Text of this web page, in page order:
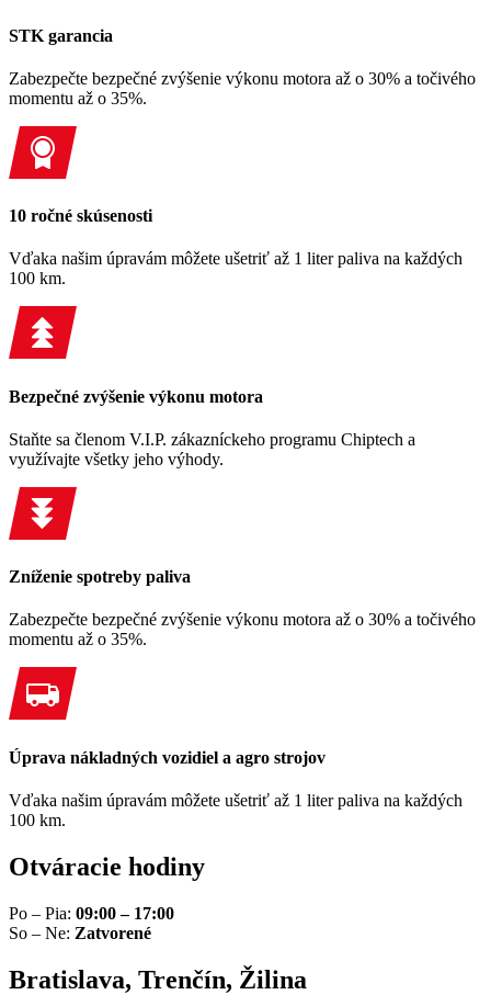
STK garancia
Zabezpečte bezpečné zvýšenie výkonu motora až o 30% a točivého
momentu až o 35%.
10 ročné skúsenosti
Vďaka našim úpravám môžete ušetriť až 1 liter paliva na každých
100 km.
Bezpečné zvýšenie výkonu motora
Staňte sa členom V.I.P. zákazníckeho programu Chiptech a
využívajte všetky jeho výhody.
Zníženie spotreby paliva
Zabezpečte bezpečné zvýšenie výkonu motora až o 30% a točivého
momentu až o 35%.
Úprava nákladných vozidiel a agro strojov
Vďaka našim úpravám môžete ušetriť až 1 liter paliva na každých
100 km.
Otváracie hodiny
Po – Pia: 09:00 – 17:00
So – Ne: Zatvorené
Bratislava, Trenčín, Žilina